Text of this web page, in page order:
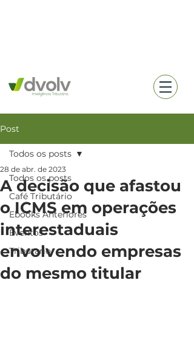
Post
Todos os posts
Café Tributário
Ebooks Anteriores
Eventos
Tributario
Todos os posts
A decisão que afastou
o ICMS em operações
interestaduais
envolvendo empresas
do mesmo titular
28 de abr. de 2023